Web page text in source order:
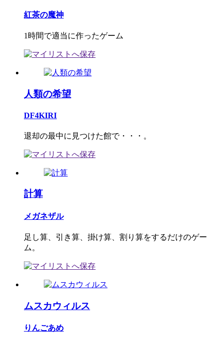
紅茶の魔神
1時間で適当に作ったゲーム
人類の希望
DF4KIRI
退却の最中に見つけた館で・・・。
計算
メガネザル
足し算、引き算、掛け算、割り算をするだけのゲー
ム。
ムスカウィルス
りんごあめ